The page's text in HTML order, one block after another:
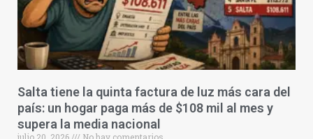
Salta tiene la quinta factura de luz más cara del
país: un hogar paga más de $108 mil al mes y
supera la media nacional
julio 20, 2026
No hay comentarios